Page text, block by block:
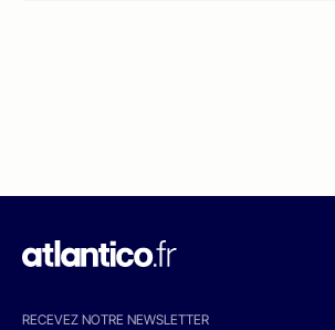
RECEVEZ NOTRE NEWSLETTER